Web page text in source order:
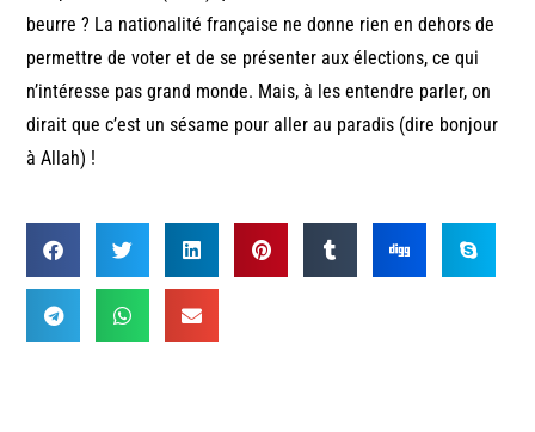
beurre ? La nationalité française ne donne rien en dehors de
permettre de voter et de se présenter aux élections, ce qui
n’intéresse pas grand monde. Mais, à les entendre parler, on
dirait que c’est un sésame pour aller au paradis (dire bonjour
à Allah) !